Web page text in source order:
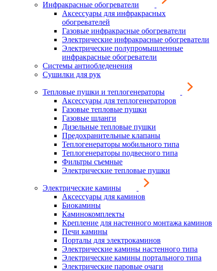
Инфракрасные обогреватели
Аксессуары для инфракрасных
обогревателей
Газовые инфракрасные обогреватели
Электрические инфракрасные обогреватели
Электрические полупромышленные
инфракрасные обогреватели
Системы антиобледенения
Сушилки для рук
Тепловые пушки и теплогенераторы
Аксессуары для теплогенераторов
Газовые тепловые пушки
Газовые шланги
Дизельные тепловые пушки
Предохранительные клапаны
Теплогенераторы мобильного типа
Теплогенераторы подвесного типа
Фильтры съемные
Электрические тепловые пушки
Электрические камины
Аксессуары для каминов
Биокамины
Каминокомплекты
Крепление для настенного монтажа каминов
Печи камины
Порталы для электрокаминов
Электрические камины настенного типа
Электрические камины портального типа
Электрические паровые очаги